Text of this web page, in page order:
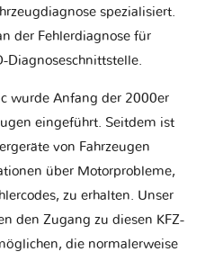
spezialisiert.
der Fehlerdiagnose für
Diagnoseschnittstelle.
wurde Anfang der 2000er
eingeführt. Seitdem ist
von Fahrzeugen
über Motorprobleme,
zu erhalten. Unser
den Zugang zu diesen KFZ-
die normalerweise